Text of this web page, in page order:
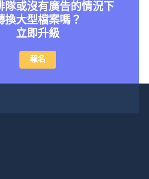
隊或沒有廣告的情況下
換大型檔案嗎？
立即升級
報名